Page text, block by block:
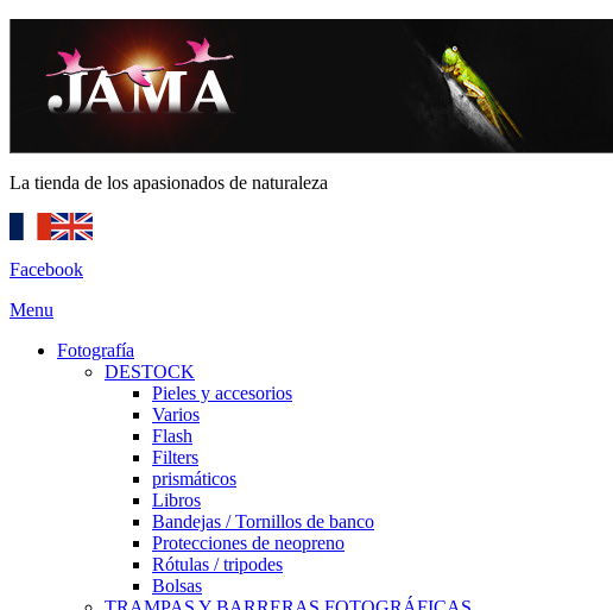
La tienda de los apasionados de naturaleza
Facebook
Menu
Fotografía
DESTOCK
Pieles y accesorios
Varios
Flash
Filters
prismáticos
Libros
Bandejas / Tornillos de banco
Protecciones de neopreno
Rótulas / tripodes
Bolsas